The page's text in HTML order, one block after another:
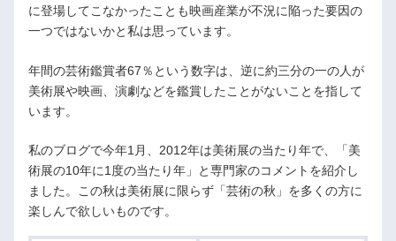
に登場してこなかったことも映画産業が不況に陥った要因の
一つではないかと私は思っています。
年間の芸術鑑賞者67％という数字は、逆に約三分の一の人が
美術展や映画、演劇などを鑑賞したことがないことを指して
います。
私のブログで今年1月、2012年は美術展の当たり年で、「美
術展の10年に1度の当たり年」と専門家のコメントを紹介し
ました。この秋は美術展に限らず「芸術の秋」を多くの方に
楽しんで欲しいものです。